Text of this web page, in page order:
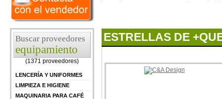
Buscar proveedores
equipamiento
(1371 proveedores)
LENCERÍA Y UNIFORMES
LIMPIEZA E HIGIENE
MAQUINARIA PARA CAFÉ
ESTRELLAS DE